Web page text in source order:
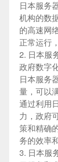
日本服务
机构的数
的高速网
正常运行
2. 日本服
政府数字
日本服务
量，可以
通过利用
力，政府
策和精确
务的效率
3. 日本服